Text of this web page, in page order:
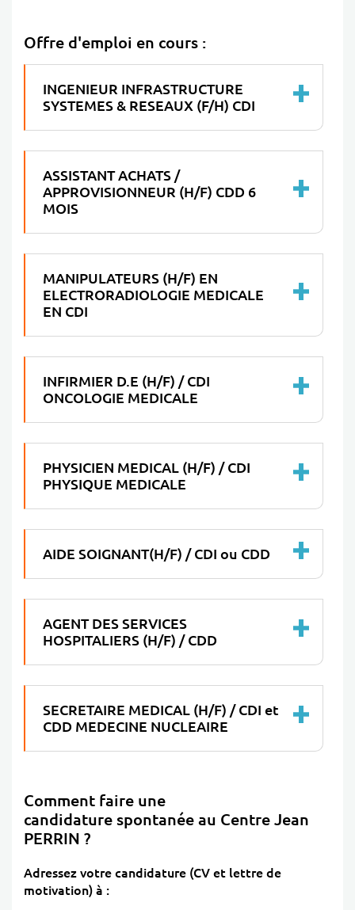
Offre d'emploi en cours :
INGENIEUR INFRASTRUCTURE
SYSTEMES & RESEAUX (F/H) CDI
ASSISTANT ACHATS /
APPROVISIONNEUR (H/F) CDD 6
MOIS
MANIPULATEURS (H/F) EN
ELECTRORADIOLOGIE MEDICALE
EN CDI
INFIRMIER D.E (H/F) / CDI
ONCOLOGIE MEDICALE
PHYSICIEN MEDICAL (H/F) / CDI
PHYSIQUE MEDICALE
AIDE SOIGNANT(H/F) / CDI ou CDD
AGENT DES SERVICES
HOSPITALIERS (H/F) / CDD
SECRETAIRE MEDICAL (H/F) / CDI et
CDD MEDECINE NUCLEAIRE
Comment faire une
candidature spontanée au Centre Jean
PERRIN ?
Adressez votre candidature (CV et lettre de
motivation) à :